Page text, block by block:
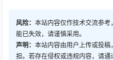
风险： 本站内容仅作技术交流参
能已失效，请谨慎采用。
声明： 本站内容由用户上传或投
担。若存在侵权或违规内容，请通